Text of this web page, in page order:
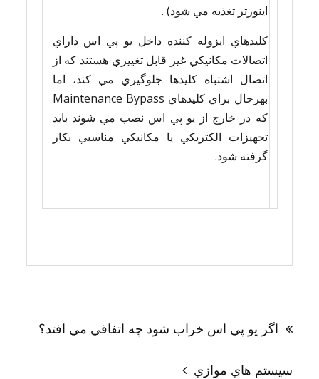
اينورتر تغذيه مي شود) .
كليدهاي ايزوله كننده داخل يو پي اس داراي
اتصالات مكانيكي غير قابل تغييري هستند كه از
اتصال اشتباه كليدها جلوگيري مي كند، اما
بهرحال براي كليدهاي Maintenance Bypass
كه در خارج از يو پي اس نصب مي شوند بايد
تجهيزات الكتريكي يا مكانيكي مناسبي بكار
گرفته شود.
نوشته
اگر يو پي اس خراب شود چه اتفاقي مي افتد؟
سيستم هاي موازي